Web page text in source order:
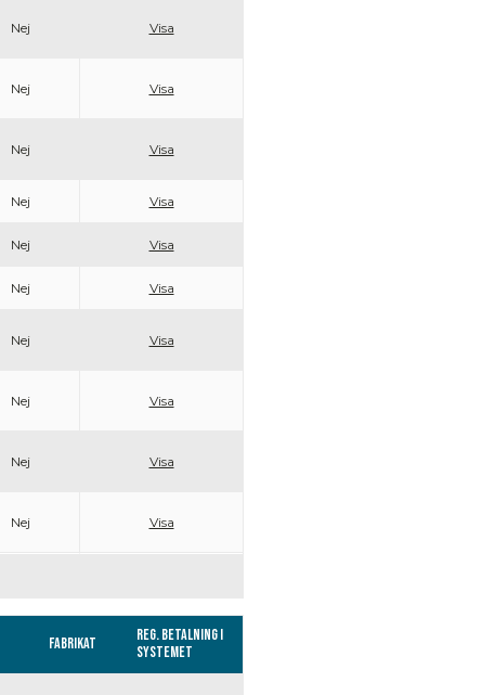
Nej Visa
Nej Visa
Nej Visa
Nej Visa
Nej Visa
Nej Visa
Nej Visa
Nej Visa
Nej Visa
Nej Visa
Fabrikat
Reg. Betalning i
systemet